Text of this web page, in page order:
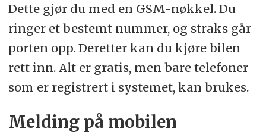
Det­te gjør du med en GSM-nøk­kel. Du
rin­ger et be­stemt num­mer, og straks går
por­ten opp. Der­et­ter kan du kjø­re bi­len
rett inn. Alt er gra­tis, men bare te­le­fo­ner
som er re­gist­rert i sy­ste­met, kan bru­kes.
Melding på mobilen